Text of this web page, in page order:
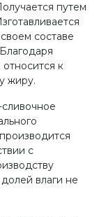
путем
составе
относится к
жиру.
с
влаги не